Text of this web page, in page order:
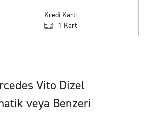
Kredi Kartı
1 Kart
Vito Dizel
veya Benzeri